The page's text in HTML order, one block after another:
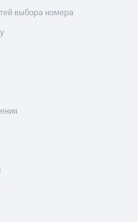
выбора номера